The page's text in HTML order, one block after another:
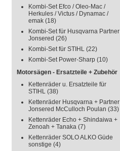
Kombi-Set Efco / Oleo-Mac /
Herkules / Victus / Dynamac /
emak (18)
Kombi-Set für Husqvarna Partner
Jonsered (26)
Kombi-Set für STIHL (22)
Kombi-Set Power-Sharp (10)
Motorsägen - Ersatzteile + Zubehör
Kettenräder u. Ersatzteile für
STIHL (38)
Kettenräder Husqvarna + Partner
Jonsered McCulloch Poulan (33)
Kettenräder Echo + Shindaiwa +
Zenoah + Tanaka (7)
Kettenräder SOLO ALKO Güde
sonstige (4)